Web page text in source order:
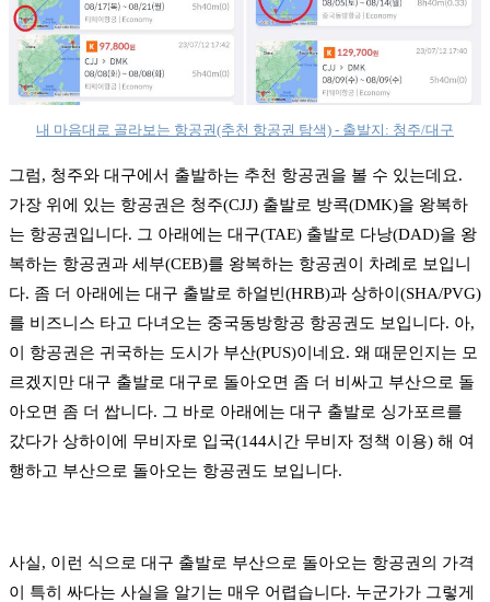
내 마음대로 골라보는 항공권(추천 항공권 탐색) - 출발지: 청주/대구
그럼, 청주와 대구에서 출발하는 추천 항공권을 볼 수 있는데요.
가장 위에 있는 항공권은 청주(CJJ) 출발로 방콕(DMK)을 왕복하
는 항공권입니다. 그 아래에는 대구(TAE) 출발로 다낭(DAD)을 왕
복하는 항공권과 세부(CEB)를 왕복하는 항공권이 차례로 보입니
다. 좀 더 아래에는 대구 출발로 하얼빈(HRB)과 상하이(SHA/PVG)
를 비즈니스 타고 다녀오는 중국동방항공 항공권도 보입니다. 아,
이 항공권은 귀국하는 도시가 부산(PUS)이네요. 왜 때문인지는 모
르겠지만 대구 출발로 대구로 돌아오면 좀 더 비싸고 부산으로 돌
아오면 좀 더 쌉니다. 그 바로 아래에는 대구 출발로 싱가포르를
갔다가 상하이에 무비자로 입국(144시간 무비자 정책 이용) 해 여
행하고 부산으로 돌아오는 항공권도 보입니다.
사실, 이런 식으로 대구 출발로 부산으로 돌아오는 항공권의 가격
이 특히 싸다는 사실을 알기는 매우 어렵습니다. 누군가가 그렇게